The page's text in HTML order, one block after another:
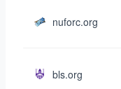
nuforc.org
bls.org